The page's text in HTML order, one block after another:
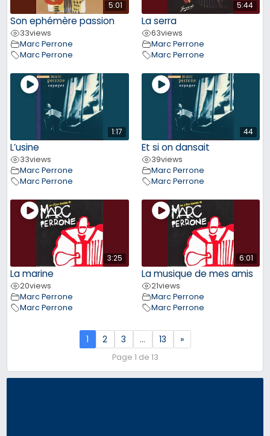
5:01
Son ephémère passion
33views
Marc Perrone
Marc Perrone
5:44
La serra
63views
Marc Perrone
Marc Perrone
1:17
L’usine
33views
Marc Perrone
Marc Perrone
44
Et si on dansait
39views
Marc Perrone
Marc Perrone
3:25
La marine
20views
Marc Perrone
Marc Perrone
6:01
La musique de mes amis
21views
Marc Perrone
Marc Perrone
1 2 3 … 13 »
Page 1 de 13